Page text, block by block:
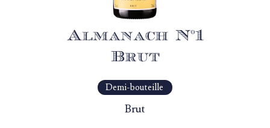
Almanach N°1
Brut
Demi-bouteille
Brut